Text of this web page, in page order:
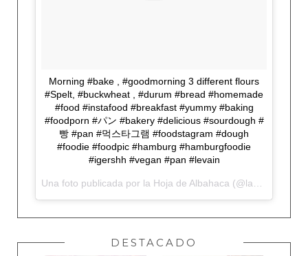
Morning #bake , #goodmorning 3 different flours
#Spelt, #buckwheat , #durum #bread #homemade
#food #instafood #breakfast #yummy #baking
#foodporn #パン #bakery #delicious #sourdough #
빵 #pan #먹스타그램 #foodstagram #dough
#foodie #foodpic #hamburg #hamburgfoodie
#igershh #vegan #pan #levain
Una foto publicada por la Hoja de Albahaca (@lahojadealbahaca) el
DESTACADO